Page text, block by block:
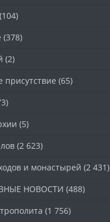
(104)
(378)
(2)
(65)
(5)
(2 623)
и монастырей (2 431)
НОВОСТИ (488)
(1 756)